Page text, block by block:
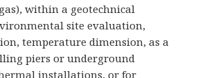
within a geotechnical
site evaluation,
temperature dimension, as a
piers or underground
installations, or for